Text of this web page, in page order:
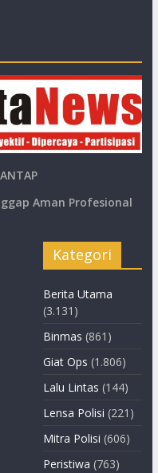
Aman Profesional
Kategori
Berita Utama
(3.131)
Binmas (861)
Giat Ops (1.806)
Lalu Lintas (144)
Lensa Polisi (221)
Mitra Polisi (606)
Peristiwa (763)